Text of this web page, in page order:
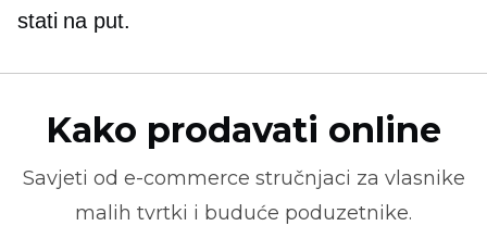
stati na put.
Kako prodavati online
Savjeti od e-commerce stručnjaci za vlasnike
malih tvrtki i buduće poduzetnike.